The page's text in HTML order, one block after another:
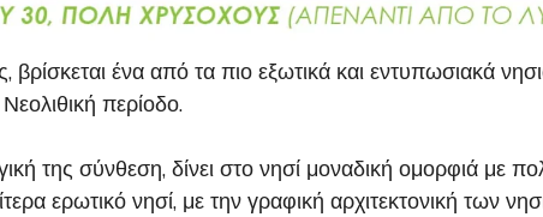
βρίσκεται ένα από τα πιο εξωτικά και εντυπωσιακά
περίοδο.
της σύνθεση, δίνει στο νησί μοναδική ομορφιά με
ερωτικό νησί, με την γραφική αρχιτεκτονική των